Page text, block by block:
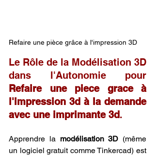
Refaire une pièce grâce à l'impression 3D
Le Rôle de la Modélisation 3D
Refaire une piece grace à
l'impression 3d à la demande
avec une imprimante 3d.
Apprendre la modélisation 3D (même
un logiciel gratuit comme Tinkercad) est